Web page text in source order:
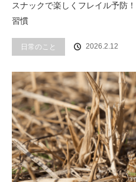
スナックで楽しくフレイル予防
習慣
日常のこと 2026.2.12